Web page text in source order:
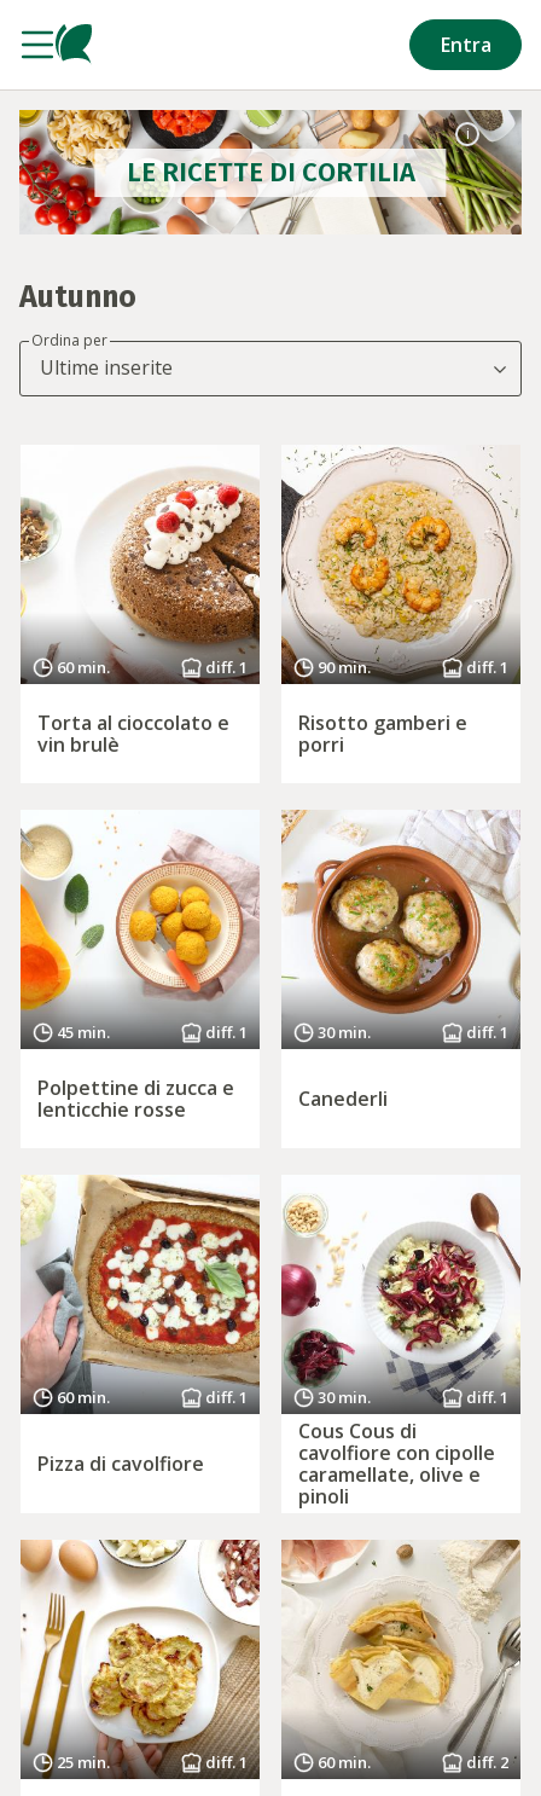
Entra
LE RICETTE DI CORTILIA
i
Autunno
Ordina per
Ultime inserite
60 min. diff. 1
Torta al cioccolato e
vin brulè
90 min. diff. 1
Risotto gamberi e
porri
45 min. diff. 1
Polpettine di zucca e
lenticchie rosse
30 min. diff. 1
Canederli
60 min. diff. 1
Pizza di cavolfiore
30 min. diff. 1
Cous Cous di
cavolfiore con cipolle
caramellate, olive e
pinoli
25 min. diff. 1 60 min. diff. 2